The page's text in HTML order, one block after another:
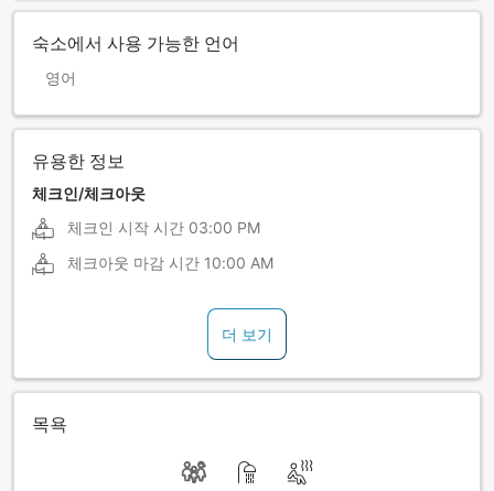
숙소에서 사용 가능한 언어
영어
유용한 정보
체크인/체크아웃
체크인 시작 시간 03:00 PM
체크아웃 마감 시간 10:00 AM
더 보기
목욕